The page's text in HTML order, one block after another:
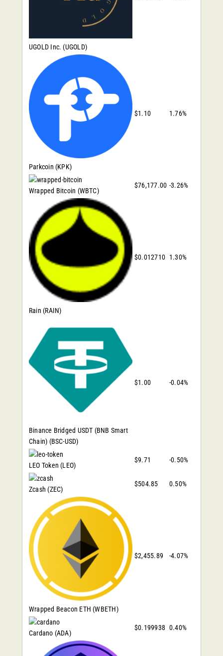
UGOLD Inc. (UGOLD)
Parkcoin (KPK)
$1.10 1.76%
Wrapped Bitcoin (WBTC)
$76,177.00 -3.26%
Rain (RAIN)
$0.012710 1.30%
Binance Bridged USDT (BNB Smart
Chain) (BSC-USD)
$1.00 -0.04%
LEO Token (LEO)
$9.71 -0.50%
Zcash (ZEC)
$504.85 0.50%
Wrapped Beacon ETH (WBETH)
$2,455.89 -4.07%
Cardano (ADA)
$0.199938 0.40%